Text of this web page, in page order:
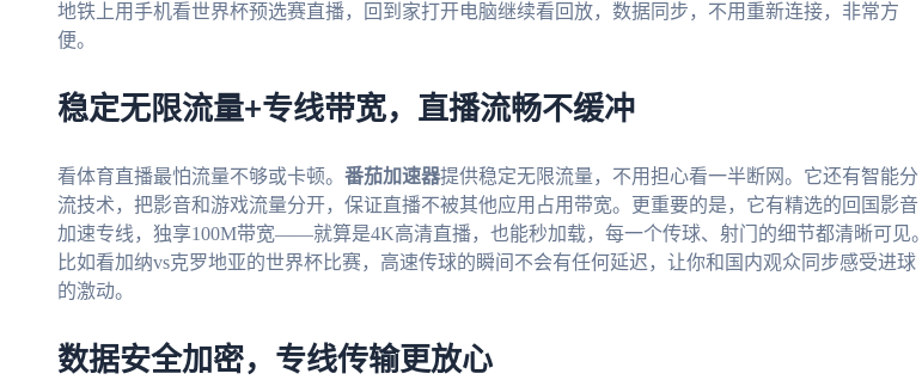
地铁上用手机看世界杯预选赛直播，回到家打开电脑继续看回放，数据同步，不用重新连接，非常方
便。
稳定无限流量+专线带宽，直播流畅不缓冲
看体育直播最怕流量不够或卡顿。 番茄加速器提供稳定无限流量，不用担心看一半断网。它还有智能分
流技术，把影音和游戏流量分开，保证直播不被其他应用占用带宽。更重要的是，它有精选的回国影音
加速专线，独享100M带宽——就算是4K高清直播，也能秒加载，每一个传球、射门的细节都清晰可见。
比如看加纳vs克罗地亚的世界杯比赛，高速传球的瞬间不会有任何延迟，让你和国内观众同步感受进球
的激动。
数据安全加密，专线传输更放心